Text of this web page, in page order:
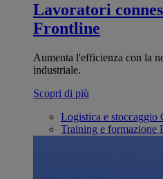
Lavoratori
Frontline
Aumenta l'efficienza con la
industriale.
Scopri di più
Logistica e stoccaggio
Training e formazione